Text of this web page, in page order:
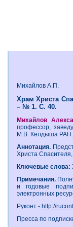
Михайлов А.П.
Храм Христа
– № 1. С. 40.
Михайлов
профессор,
М.В. Келдыша РАН.
Аннотация.
Христа
Ключевые слова:
Примечания.
и годовые
электронных
Руконт - http://
Пресса по